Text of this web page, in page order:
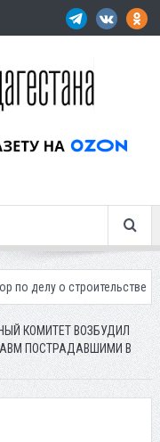
гостиницы у
КОМИТЕТ ВОЗБУДИЛ
ПОСТРАДАВШИМИ В